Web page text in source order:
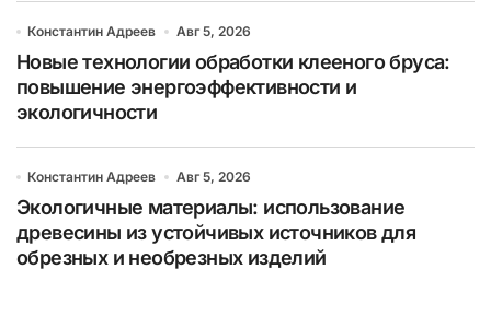
Константин Адреев Авг 5, 2026
Новые технологии обработки клееного бруса:
повышение энергоэффективности и
экологичности
Константин Адреев Авг 5, 2026
Экологичные материалы: использование
древесины из устойчивых источников для
обрезных и необрезных изделий